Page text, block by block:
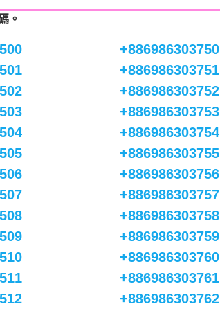
。
+886986303750
+886986303751
+886986303752
+886986303753
+886986303754
+886986303755
+886986303756
+886986303757
+886986303758
+886986303759
+886986303760
+886986303761
+886986303762